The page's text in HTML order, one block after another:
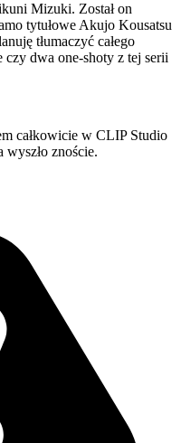
Mizuki. Został on
tytułowe Akujo Kousatsu
tłumaczyć całego
dwa one-shoty z tej serii
całkowicie w CLIP Studio
znoście.